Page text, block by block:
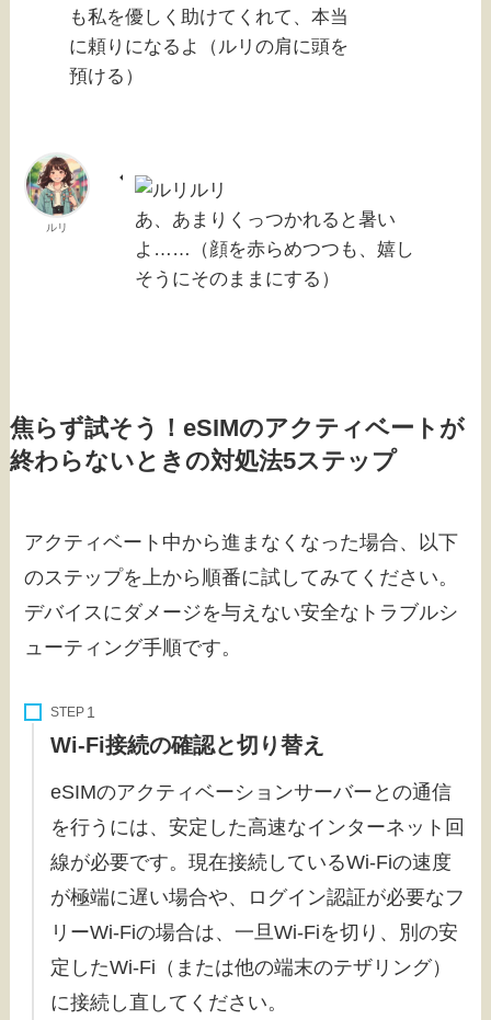
も私を優しく助けてくれて、本当
に頼りになるよ（ルリの肩に頭を
預ける）
ルリ
ルリ
あ、あまりくっつかれると暑い
よ……（顔を赤らめつつも、嬉し
そうにそのままにする）
焦らず試そう！eSIMのアクティベートが
終わらないときの対処法5ステップ
アクティベート中から進まなくなった場合、以下
のステップを上から順番に試してみてください。
デバイスにダメージを与えない安全なトラブルシ
ューティング手順です。
STEP
Wi-Fi接続の確認と切り替え
eSIMのアクティベーションサーバーとの通信
を行うには、安定した高速なインターネット回
線が必要です。現在接続しているWi-Fiの速度
が極端に遅い場合や、ログイン認証が必要なフ
リーWi-Fiの場合は、一旦Wi-Fiを切り、別の安
定したWi-Fi（または他の端末のテザリング）
に接続し直してください。